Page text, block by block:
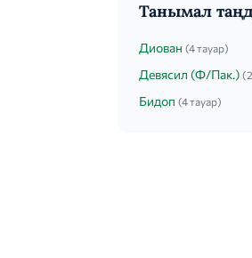
Танымал
Диован (4 тауар)
Девясил (Ф/Пак.)
Бидоп (4 тауар)